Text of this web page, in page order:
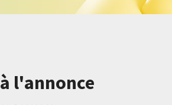
à l'annonce